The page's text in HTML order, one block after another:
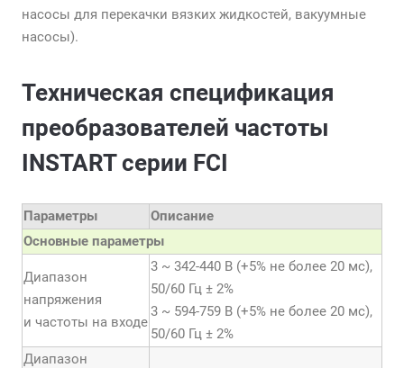
насосы для перекачки вязких жидкостей, вакуумные
насосы).
Техническая спецификация
преобразователей частоты
INSTART серии FCI
Параметры
Описание
Основные параметры
Диапазон
напряжения
и частоты на входе
3 ~ 342-440 В (+5% не более 20 мс),
50/60 Гц ± 2%
3 ~ 594-759 В (+5% не более 20 мс),
50/60 Гц ± 2%
Диапазон